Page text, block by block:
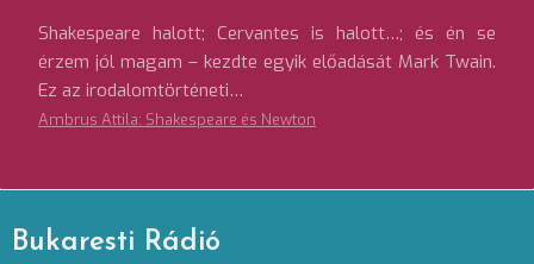
Shakespeare halott; Cervantes is halott…; és én se
érzem jól magam – kezdte egyik előadását Mark Twain.
Ez az irodalomtörténeti…
Ambrus Attila: Shakespeare és Newton
Bukaresti Rádió